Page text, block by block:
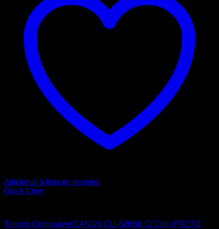
Adicionar á lista de desejos
Quick View
Tinteiro Compativel CANON CLI-526BK C/ Chip PRETO